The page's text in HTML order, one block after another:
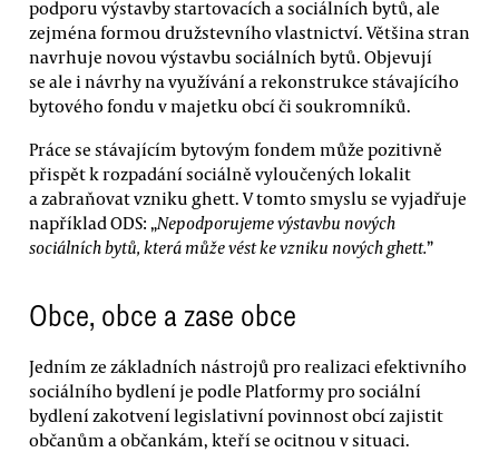
podporu výstavby startovacích a sociálních bytů, ale
zejména formou družstevního vlastnictví. Většina stran
navrhuje novou výstavbu sociálních bytů. Objevují
se ale i návrhy na využívání a rekonstrukce stávajícího
bytového fondu v majetku obcí či soukromníků.
Práce se stávajícím bytovým fondem může pozitivně
přispět k rozpadání sociálně vyloučených lokalit
a zabraňovat vzniku ghett. V tomto smyslu se vyjadřuje
například ODS: „Nepodporujeme výstavbu nových
sociálních bytů, která může vést ke vzniku nových ghett.”
Obce, obce a zase obce
Jedním ze základních nástrojů pro realizaci efektivního
sociálního bydlení je podle Platformy pro sociální
bydlení zakotvení legislativní povinnost obcí zajistit
občanům a občankám, kteří se ocitnou v situaci.